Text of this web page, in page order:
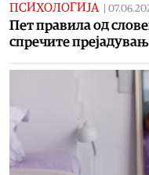
ПСИХОЛОГИЈА |
Пет правила од
спречите